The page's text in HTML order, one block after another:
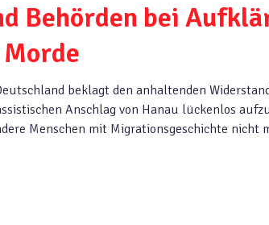
Behörden bei
beklagt den anhaltenden
Anschlag von Hanau lückenlos
Menschen mit Migrationsgeschichte nicht